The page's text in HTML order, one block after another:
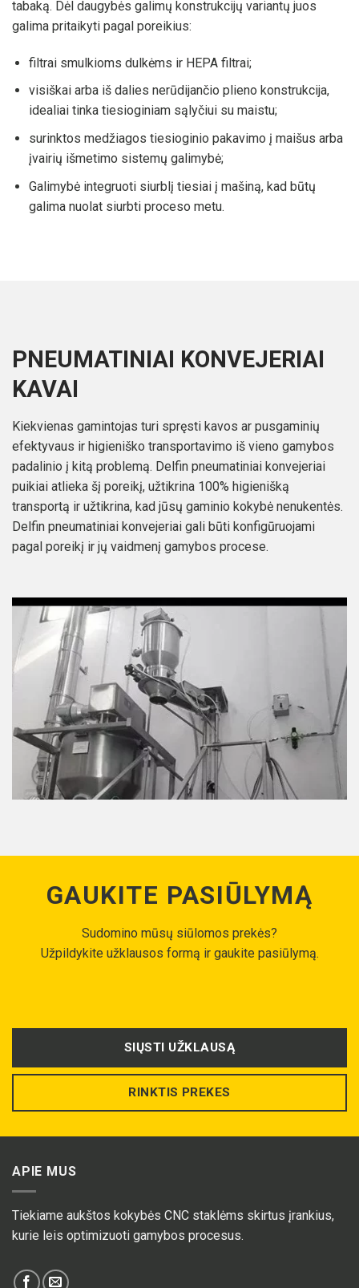
tabaką. Dėl daugybės galimų konstrukcijų variantų juos
galima pritaikyti pagal poreikius:
filtrai smulkioms dulkėms ir HEPA filtrai;
visiškai arba iš dalies nerūdijančio plieno konstrukcija,
idealiai tinka tiesioginiam sąlyčiui su maistu;
surinktos medžiagos tiesioginio pakavimo į maišus arba
įvairių išmetimo sistemų galimybė;
Galimybė integruoti siurblį tiesiai į mašiną, kad būtų
galima nuolat siurbti proceso metu.
PNEUMATINIAI KONVEJERIAI
KAVAI
Kiekvienas gamintojas turi spręsti kavos ar pusgaminių
efektyvaus ir higieniško transportavimo iš vieno gamybos
padalinio į kitą problemą. Delfin pneumatiniai konvejeriai
puikiai atlieka šį poreikį, užtikrina 100% higienišką
transportą ir užtikrina, kad jūsų gaminio kokybė nenukentės.
Delfin pneumatiniai konvejeriai gali būti konfigūruojami
pagal poreikį ir jų vaidmenį gamybos procese.
GAUKITE PASIŪLYMĄ
Sudomino mūsų siūlomos prekės?
Užpildykite užklausos formą ir gaukite pasiūlymą.
SIŲSTI UŽKLAUSĄ
RINKTIS PREKES
APIE MUS
Tiekiame aukštos kokybės CNC staklėms skirtus įrankius,
kurie leis optimizuoti gamybos procesus.